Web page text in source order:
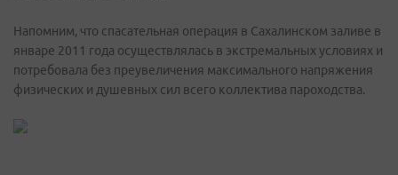
Напомним, что спасательная операция в Сахалинском заливе в
январе 2011 года осуществлялась в экстремальных условиях и
потребовала без преувеличения максимального напряжения
физических и душевных сил всего коллектива пароходства.